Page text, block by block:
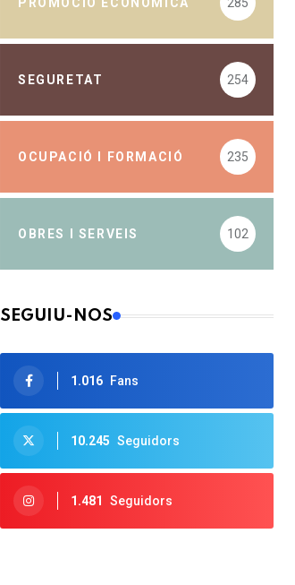
SEGURETAT 254
OCUPACIÓ I FORMACIÓ 235
OBRES I SERVEIS 102
SEGUIU-NOS
1.016 Fans
10.245 Seguidors
1.481 Seguidors